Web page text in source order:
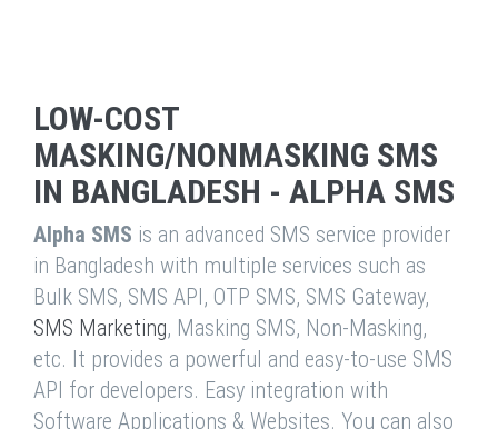
LOW-COST
MASKING/NONMASKING SMS
IN BANGLADESH - ALPHA SMS
Alpha SMS is an advanced SMS service provider
in Bangladesh with multiple services such as
Bulk SMS, SMS API, OTP SMS, SMS Gateway,
SMS Marketing, Masking SMS, Non-Masking,
etc. It provides a powerful and easy-to-use SMS
API for developers. Easy integration with
Software Applications & Websites. You can also